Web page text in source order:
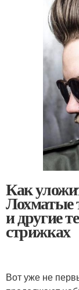
Как
Лохматые
и другие
стрижках
Вот уже не